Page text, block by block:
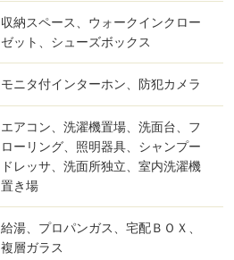
収納スペース、ウォークインクロー
ゼット、シューズボックス
モニタ付インターホン、防犯カメラ
エアコン、洗濯機置場、洗面台、フ
ローリング、照明器具、シャンプー
ドレッサ、洗面所独立、室内洗濯機
置き場
給湯、プロパンガス、宅配ＢＯＸ、
複層ガラス